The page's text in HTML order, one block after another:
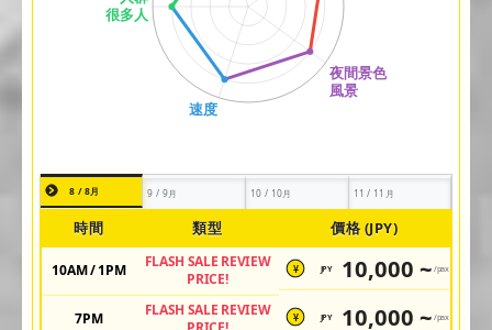
8 / 8月 9 / 9月 10 / 10月 11 / 11月
時間 類型 價格 (JPY)
10AM / 1PM
FLASH SALE REVIEW
PRICE!
¥ JPY 10,000 ~ /pax
7PM
FLASH SALE REVIEW
¥ JPY 10,000 ~ /pax